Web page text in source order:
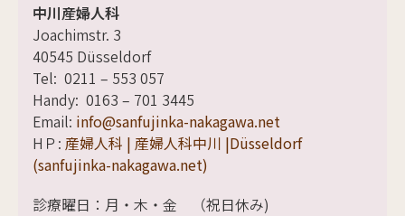
中川産婦人科
Joachimstr. 3
40545 Düsseldorf
Tel: 0211 – 553 057
Handy: 0163 – 701 3445
Email: info@sanfujinka-nakagawa.net
HＰ: 産婦人科 | 産婦人科中川 |Düsseldorf
(sanfujinka-nakagawa.net)
診療曜日：月・木・金 （祝日休み)